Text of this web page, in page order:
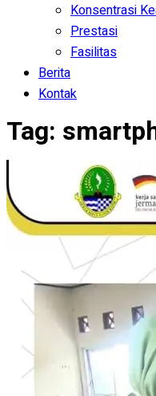
Konsentrasi
Prestasi
Fasilitas
Berita
Kontak
Tag: